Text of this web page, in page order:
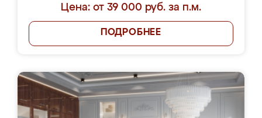
Цена: от 39 000 руб. за п.м.
ПОДРОБНЕЕ